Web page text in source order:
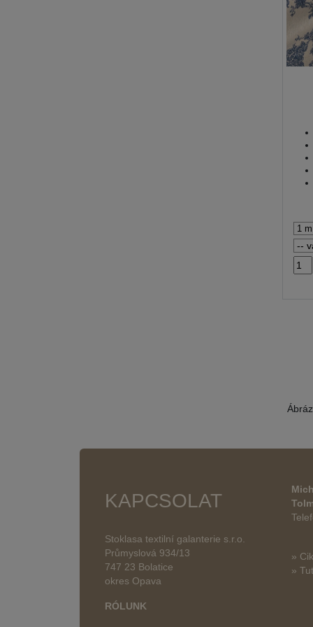
KAPCSOLAT
Stoklasa textilní galanterie s.r.o.
Průmyslová 934/13
747 23 Bolatice
okres Opava
RÓLUNK
»
»